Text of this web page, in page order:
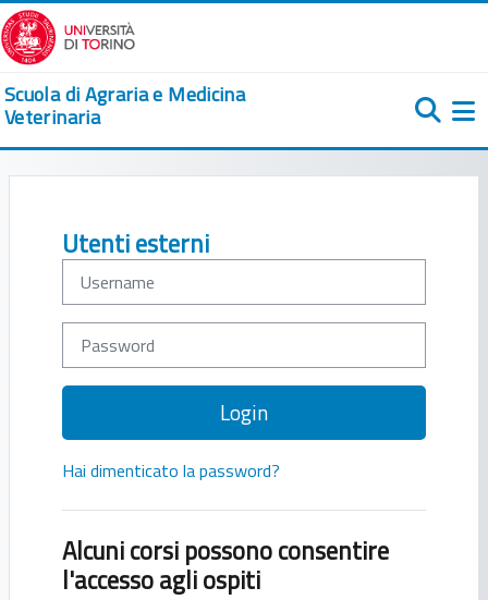
Vai al contenuto principale
Scuola di Agraria e Medicina
Veterinaria
Username
Password
Login
Hai dimenticato la password?
Alcuni corsi possono consentire
l'accesso agli ospiti